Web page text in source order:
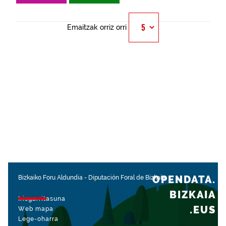
Emaitzak orriz orri
Bizkaiko Foru Aldundia - Diputación Foral de Bizkaia
Irisgarritasuna
Web mapa
Lege-oharra
OPENDATA.
BIZKAIA
.EUS